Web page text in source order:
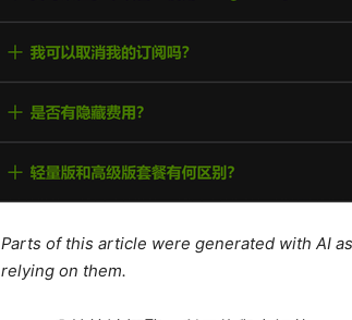
Parts of this article were generated with AI
relying on them.